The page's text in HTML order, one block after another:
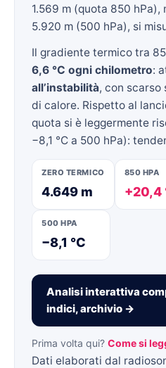
1.569 m (quota 850
5.920 m (500 hPa), si
Il gradiente termico tra
6,6 °C ogni chilometro:
all’instabilità, con scarso
di calore. Rispetto al
quota si è leggermente
−8,1 °C a 500 hPa):
ZERO TERMICO
4.649 m
850 HPA
+20,4
500 HPA
−8,1 °C
Analisi interattiva
indici, archivio →
Prima volta qui? Come si
Dati elaborati dal